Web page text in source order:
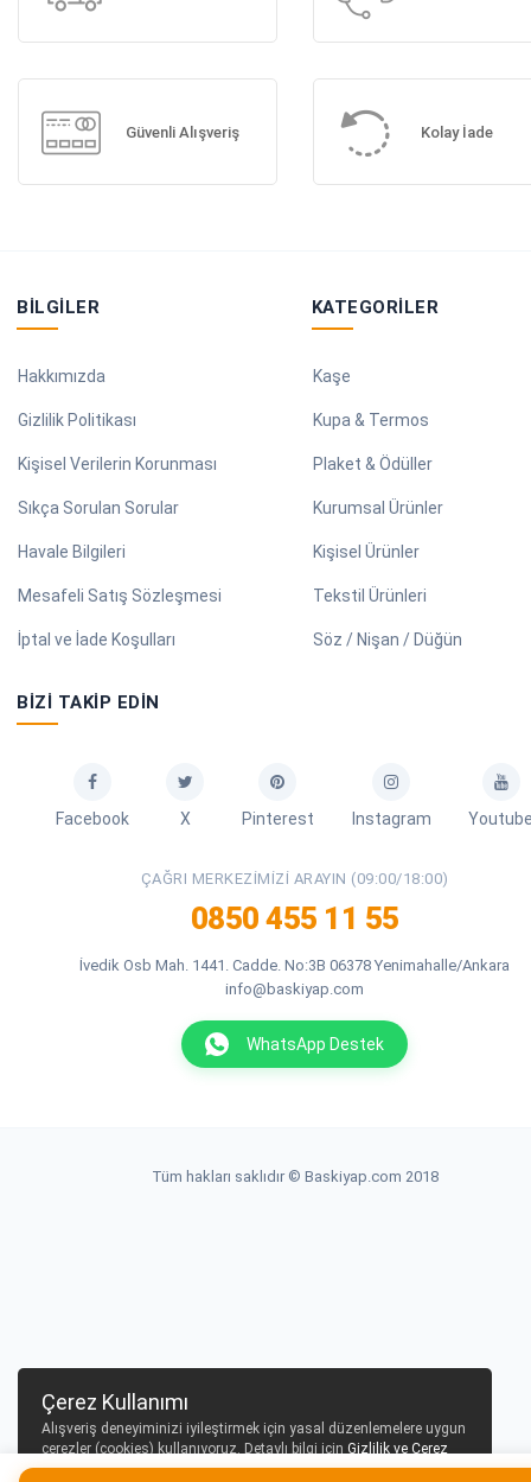
Güvenli Alışveriş Kolay İade
BILGILER
Hakkımızda
Gizlilik Politikası
Kişisel Verilerin Korunması
Sıkça Sorulan Sorular
Havale Bilgileri
Mesafeli Satış Sözleşmesi
İptal ve İade Koşulları
KATEGORILER
Kaşe
Kupa & Termos
Plaket & Ödüller
Kurumsal Ürünler
Kişisel Ürünler
Tekstil Ürünleri
Söz / Nişan / Düğün
BIZI TAKIP EDIN
Facebook X Pinterest Instagram
ÇAĞRI MERKEZIMIZI ARAYIN (09:00/18:00)
0850 455 11 55
İvedik Osb Mah. 1441. Cadde. No:3B 06378 Yenimahalle/Ankara
info@baskiyap.com
WhatsApp Destek
Tüm hakları saklıdır © Baskiyap.com 2018
Çerez Kullanımı
Alışveriş deneyiminizi iyileştirmek için yasal düzenlemelere uygun
çerezler (cookies) kullanıyoruz. Detaylı bilgi için Gizlilik ve Çerez
Politikasısayfamızı inceleyebilirsiniz.